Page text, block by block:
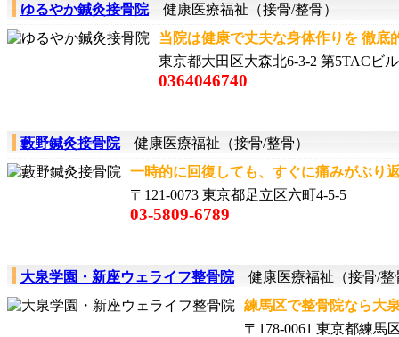
ゆるやか鍼灸接骨院健康医療福祉（接骨/整骨）
当院は健康で丈夫な身体作りを 徹底
東京都大田区大森北6-3-2 第5TACビ
0364046740
藪野鍼灸接骨院健康医療福祉（接骨/整骨）
一時的に回復しても、すぐに痛みがぶり
〒121-0073 東京都足立区六町4-5-5
03-5809-6789
大泉学園・新座ウェライフ整骨院健康医療福祉（接骨/整
練馬区で整骨院なら大
〒178-0061 東京都練馬